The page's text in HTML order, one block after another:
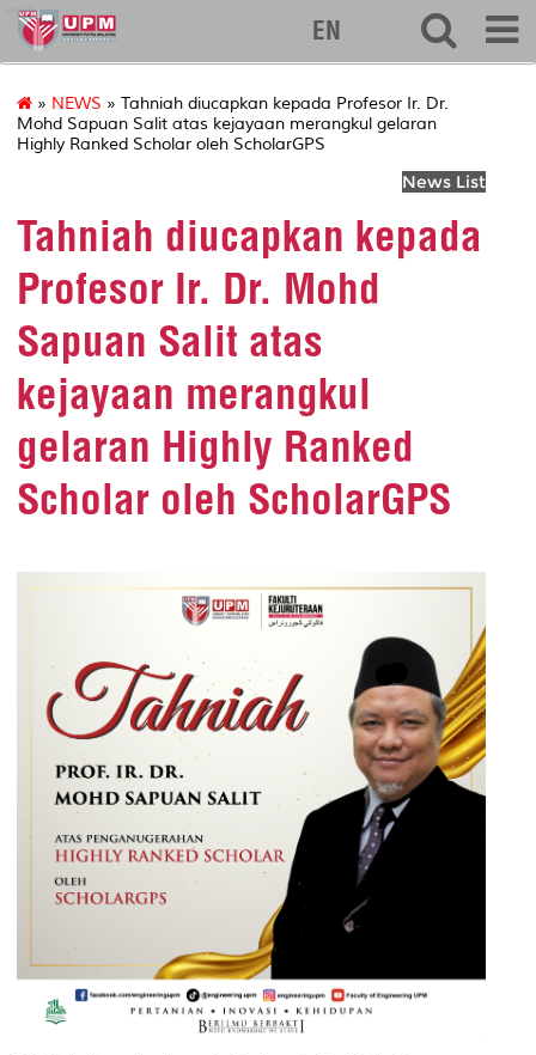
eng
EN
» NEWS » Tahniah diucapkan kepada Profesor Ir. Dr.
Mohd Sapuan Salit atas kejayaan merangkul gelaran
Highly Ranked Scholar oleh ScholarGPS
News List
Tahniah diucapkan kepada
Profesor Ir. Dr. Mohd
Sapuan Salit atas
kejayaan merangkul
gelaran Highly Ranked
Scholar oleh ScholarGPS